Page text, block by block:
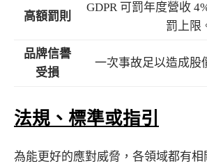
高額罰則
GDPR 可罰年度營收
罰上限
品牌信譽
受損
一次事故足以造成股
法規、標準或指引
為能更好的應對威脅，各領域都有